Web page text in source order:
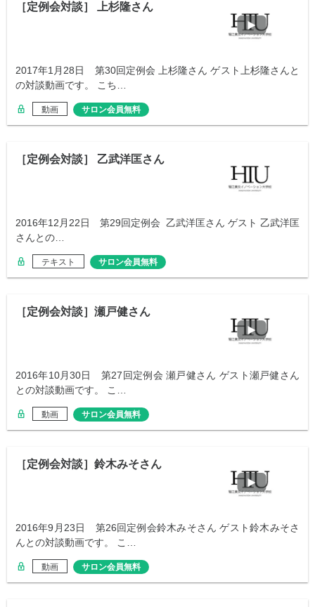
［定例会対談］ 上杉隆さん
2017年1月28日 第30回定例会 上杉隆さん ゲスト上杉隆さんと
の対談動画です。 こち…
動画 サロン会員無料
［定例会対談］ 乙武洋匡さん
2016年12月22日 第29回定例会 乙武洋匡さん ゲスト 乙武洋匡
さんとの…
テキスト サロン会員無料
［定例会対談］瀬戸健さん
2016年10月30日 第27回定例会 瀬戸健さん ゲスト瀬戸健さん
との対談動画です。 こ…
動画 サロン会員無料
［定例会対談］鈴木みそさん
2016年9月23日 第26回定例会鈴木みそさん ゲスト鈴木みそさ
んとの対談動画です。 こ…
動画 サロン会員無料